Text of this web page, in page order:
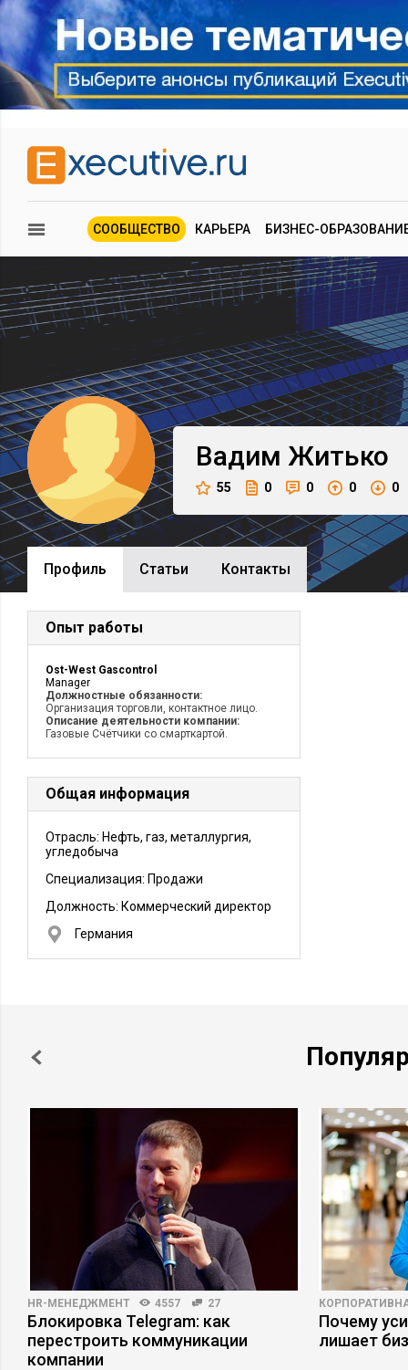
СООБЩЕСТВО КАРЬЕРА БИЗНЕС-
Вадим Житько
55 0 0 0 0
Профиль Cтатьи Контакты
Опыт работы
Ost-West Gascontrol
Manager
Должностные обязанности:
Организация торговли, контактное лицо.
Описание деятельности компании:
Газовые Счётчики со смарткартой.
Общая информация
Отрасль: Нефть, газ, металлургия,
угледобыча
Специализация: Продажи
Должность: Коммерческий директор
Германия
HR-МЕНЕДЖМЕНТ 4557 27
Блокировка Telegram: как
перестроить коммуникации
компании
Почему
лишает